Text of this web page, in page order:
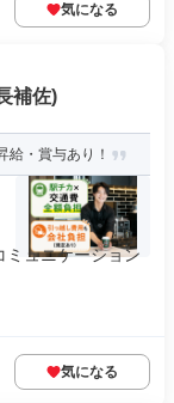
気になる
補佐)
給・賞与あり！
ミュニケーション
気になる